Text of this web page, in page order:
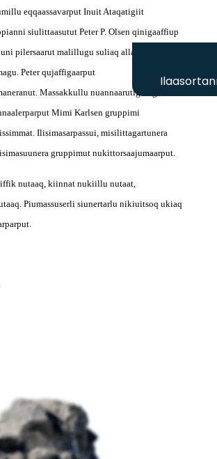
eqqaassavarput Inuit Ataqatigiit
siulittaasutut Peter P. Olsen qinigaaffiup
pilersaarut malillugu suliaq allamut
Peter qujaffigaarput
Massakkullu nuannaarutigalugu
Mimi Karlsen gruppimi
Ilisimasarpassui, misilittagartunera
gruppimut nukittorsaajumaarput.
nutaaq, kiinnat nukiillu nutaat,
Piumassuserli siunertarlu nikiuitsoq ukiaq